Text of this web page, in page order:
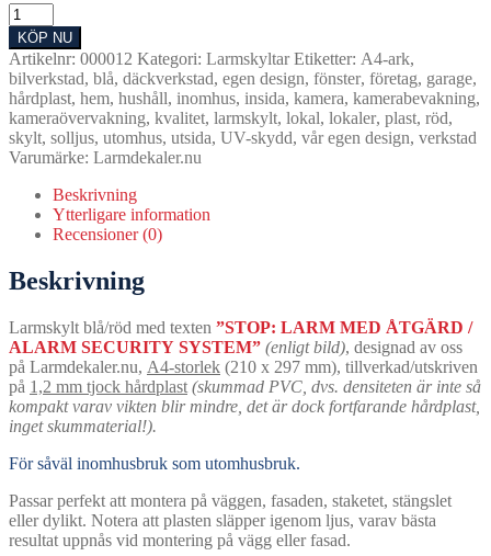
Larmskylt
blå
röd
med
vår
egen
design
-
A4-
storlek
mängd
KÖP NU
Artikelnr: 000012 Kategori: Larmskyltar Etiketter: A4-ark,
bilverkstad, blå, däckverkstad, egen design, fönster, företag, garage,
hårdplast, hem, hushåll, inomhus, insida, kamera, kamerabevakning,
kameraövervakning, kvalitet, larmskylt, lokal, lokaler, plast, röd,
skylt, solljus, utomhus, utsida, UV-skydd, vår egen design, verkstad
Varumärke: Larmdekaler.nu
Beskrivning
Ytterligare information
Recensioner (0)
Beskrivning
Larmskylt blå/röd med texten ”STOP: LARM MED ÅTGÄRD /
ALARM SECURITY SYSTEM” (enligt bild), designad av oss
på Larmdekaler.nu, A4-storlek (210 x 297 mm), tillverkad/utskriven
på 1,2 mm tjock hårdplast (skummad PVC, dvs. densiteten är inte så
kompakt varav vikten blir mindre, det är dock fortfarande hårdplast,
inget skummaterial!).
För såväl inomhusbruk som utomhusbruk.
Passar perfekt att montera på väggen, fasaden, staketet, stängslet
eller dylikt. Notera att plasten släpper igenom ljus, varav bästa
resultat uppnås vid montering på vägg eller fasad.